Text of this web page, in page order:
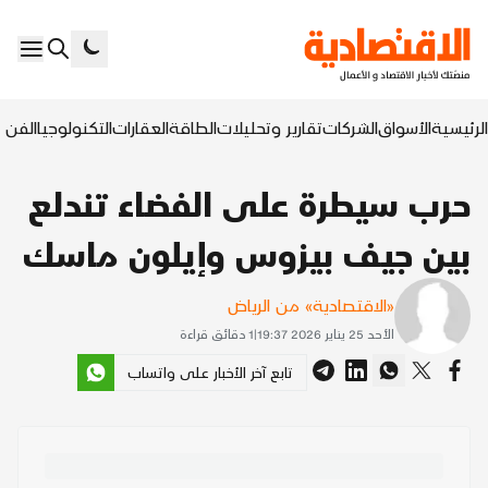
الرئيسيةالأسواقالشركاتتقارير وتحليلاتالطاقةالعقاراتالتكنولوجياالفن
حرب سيطرة على الفضاء تندلع
بين جيف بيزوس وإيلون ماسك
«الاقتصادية» من الرياض
الأحد 25 يناير 2026 19:37 |
1 دقائق قراءة
تابع آخر الأخبار على واتساب